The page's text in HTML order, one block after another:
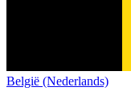
België (Nederlands)